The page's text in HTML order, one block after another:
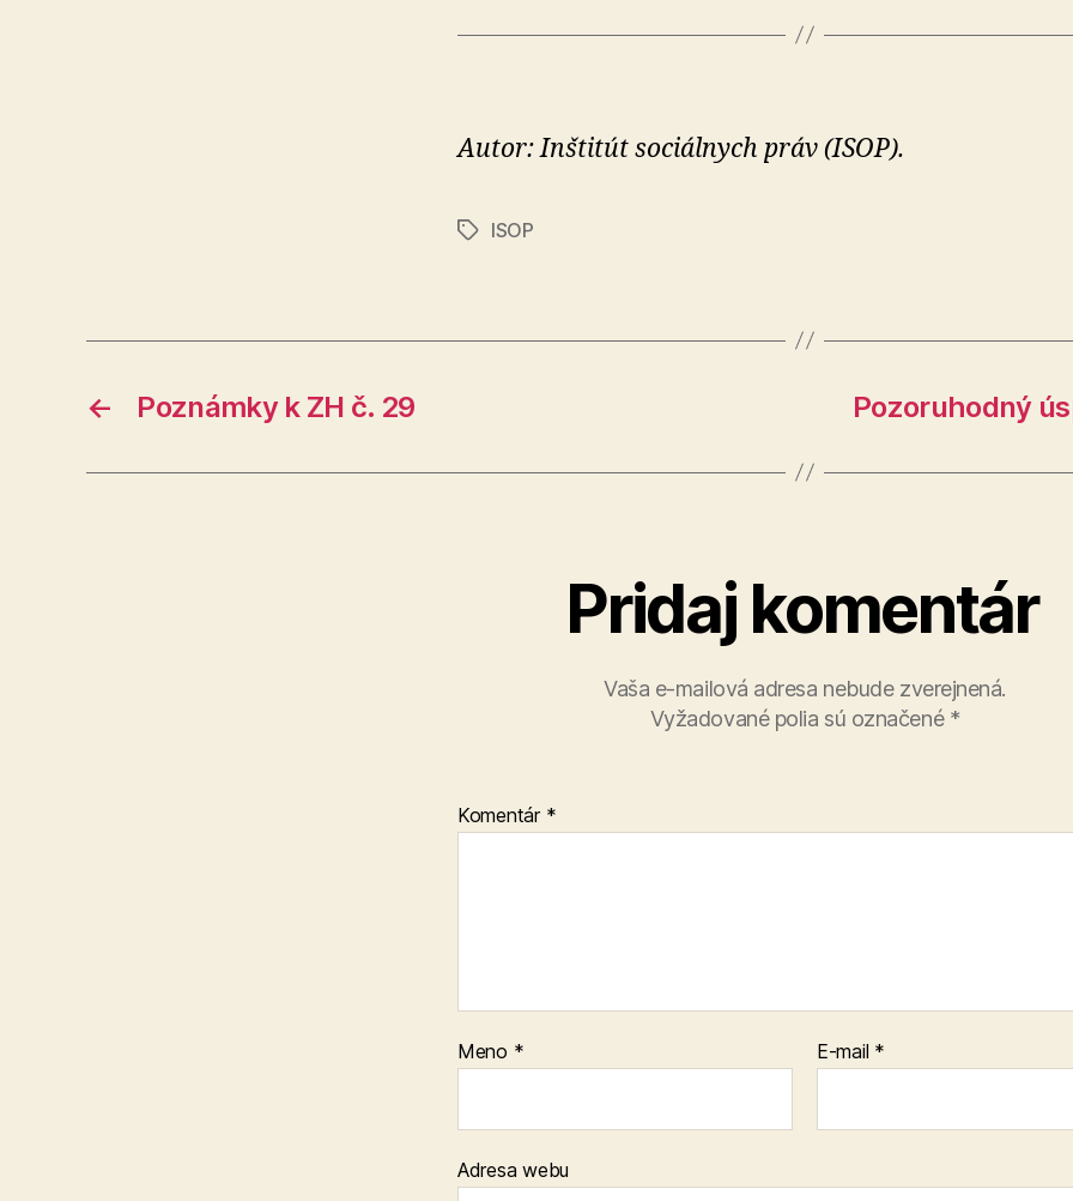
Autor: Inštitút sociálnych práv (ISOP).
Značky
ISOP
← Poznámky k ZH č. 29 Pozoruhodný
Pridaj komentár
Vaša e-mailová adresa nebude zverejnená.
Vyžadované polia sú označené *
Komentár *
Meno * E-mail *
Adresa webu